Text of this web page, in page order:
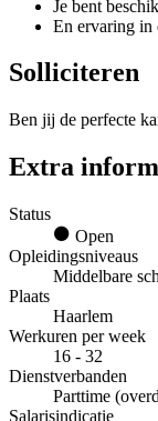
Je bent
En ervaring in
Solliciteren
Ben jij de perfecte
Extra
Status
Open
Opleidingsniveaus
Middelbare
Plaats
Haarlem
Werkuren per week
16 - 32
Dienstverbanden
Parttime
Salarisindicatie